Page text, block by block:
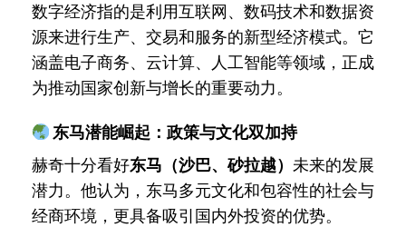
数字经济指的是利用互联网、数码技术和数据资
源来进行生产、交易和服务的新型经济模式。它
涵盖电子商务、云计算、人工智能等领域，正成
为推动国家创新与增长的重要动力。
东马潜能崛起：政策与文化双加持
赫奇十分看好东马（沙巴、砂拉越） 未来的发展
潜力。他认为，东马多元文化和包容性的社会与
经商环境，更具备吸引国内外投资的优势。